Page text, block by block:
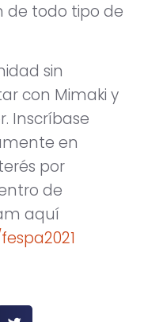
de todo tipo de
sin
con Mimaki y
Inscríbase
en
por
de
aquí